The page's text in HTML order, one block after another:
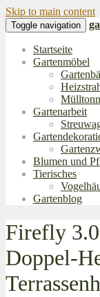
Skip to main content
Toggle navigation
Startseite
Gartenmöbel
Gartenarbeit
Blumen und
Tierisches
Gartenblog
Firefly
Doppel-